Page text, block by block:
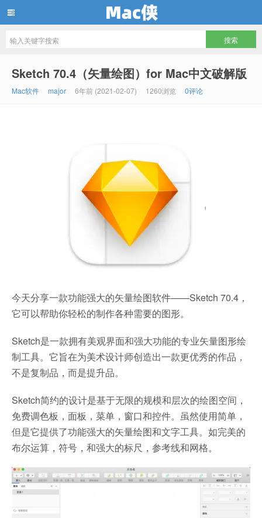
Sketch 70.4（矢量绘图）for Mac中文破解版
Mac软件 major 6年前 (2021-02-07) 1260浏览 0评论
今天分享一款功能强大的矢量绘图软件——Sketch 70.4，
它可以帮助你轻松的制作各种需要的图形。
Sketch是一款拥有美观界面和强大功能的专业矢量图形绘
制工具。它旨在为美术设计师创造出一款更优秀的作品，
不是复制品，而是提升品。
Sketch简约的设计是基于无限的规模和层次的绘图空间，
免费调色板，面板，菜单，窗口和控件。虽然使用简单，
但是它提供了功能强大的矢量绘图和文字工具。如完美的
布尔运算，符号，和强大的标尺，参考线和网格。